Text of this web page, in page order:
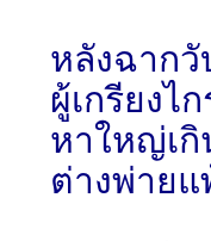
หลังฉากวั
ผู้เกรียงไ
หาใหญ่เ
ต่างพ่าย